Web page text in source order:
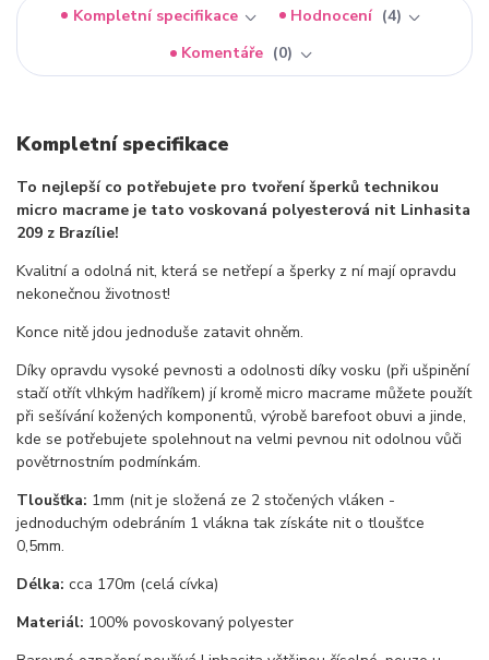
Kompletní specifikace Hodnocení
4
Komentáře
0
Kompletní specifikace
To nejlepší co potřebujete pro tvoření šperků technikou
micro macrame je tato voskovaná polyesterová nit Linhasita
209 z Brazílie!
Kvalitní a odolná nit, která se netřepí a šperky z ní mají opravdu
nekonečnou životnost!
Konce nitě jdou jednoduše zatavit ohněm.
Díky opravdu vysoké pevnosti a odolnosti díky vosku (při ušpinění
stačí otřít vlhkým hadříkem) jí kromě micro macrame můžete použít
při sešívání kožených komponentů, výrobě barefoot obuvi a jinde,
kde se potřebujete spolehnout na velmi pevnou nit odolnou vůči
povětrnostním podmínkám.
Tloušťka: 1mm (nit je složená ze 2 stočených vláken -
jednoduchým odebráním 1 vlákna tak získáte nit o tloušťce
0,5mm.
Délka: cca 170m (celá cívka)
Materiál: 100% povoskovaný polyester